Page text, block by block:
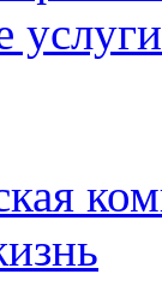
услуги